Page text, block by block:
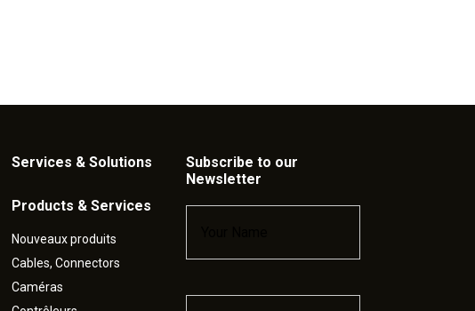
Services & Solutions
Products & Services
Nouveaux produits
Cables, Connectors
Caméras
Subscribe to our
Newsletter